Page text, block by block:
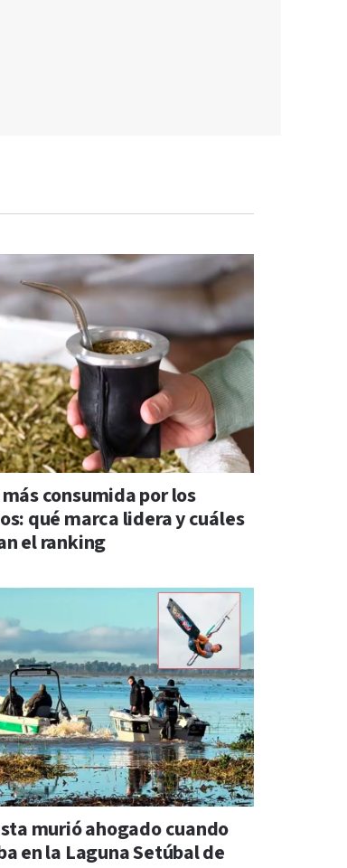
consumida por los
qué marca lidera y cuáles
el ranking
murió ahogado cuando
en la Laguna Setúbal de